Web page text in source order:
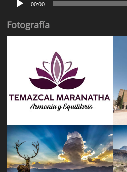
00:00
Fotografía